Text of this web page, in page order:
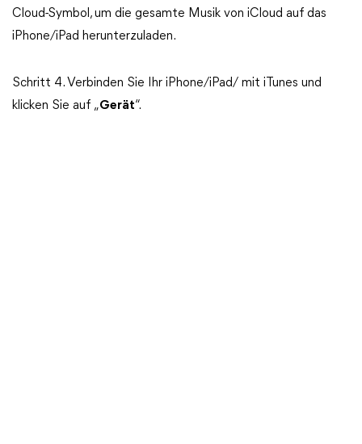
Cloud-Symbol, um die gesamte Musik von iCloud auf das
iPhone/iPad herunterzuladen.
Schritt 4. Verbinden Sie Ihr iPhone/iPad/ mit iTunes und
klicken Sie auf „Gerät“.